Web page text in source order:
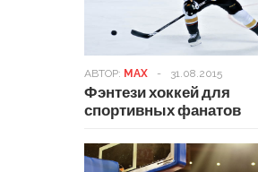
АВТОР: MAX - 31.08.2015
Фэнтези хоккей для
спортивных фанатов